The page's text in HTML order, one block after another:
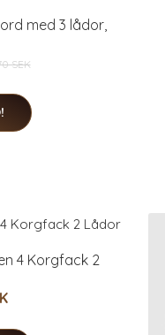
med 3 lådor,
SEK
4 Korgfack 2